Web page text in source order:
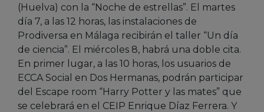
(Huelva) con la “Noche de estrellas”. El martes
día 7, a las 12 horas, las instalaciones de
Prodiversa en Málaga recibirán el taller “Un día
de ciencia”. El miércoles 8, habrá una doble cita.
En primer lugar, a las 10 horas, los usuarios de
ECCA Social en Dos Hermanas, podrán participar
del Escape room “Harry Potter y las mates” que
se celebrará en el CEIP Enrique Díaz Ferrera. Y